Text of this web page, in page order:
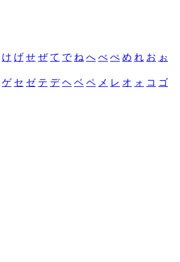
け げ せ ぜ て で ね へ べ ぺ め れ お ぉ
ゲ セ ゼ テ デ ヘ ベ ペ メ レ オ ォ コ ゴ